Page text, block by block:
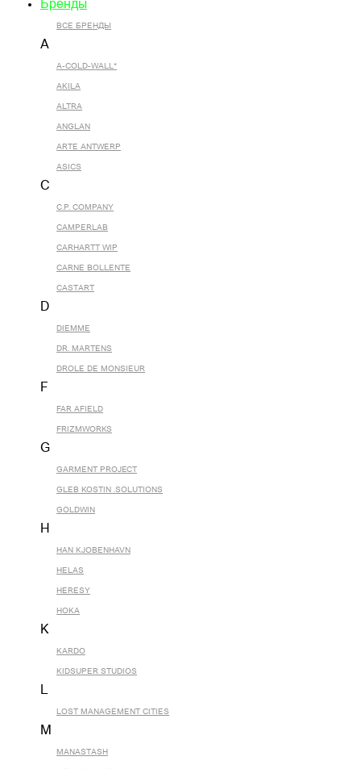
Бренды
ВСЕ БРЕНДЫ
A
A-COLD-WALL*
AKILA
ALTRA
ANGLAN
ARTE ANTWERP
ASICS
C
C.P. COMPANY
CAMPERLAB
CARHARTT WIP
CARNE BOLLENTE
CASTART
D
DIEMME
DR. MARTENS
DROLE DE MONSIEUR
F
FAR AFIELD
FRIZMWORKS
G
GARMENT PROJECT
GLEB KOSTIN .SOLUTIONS
GOLDWIN
H
HAN KJOBENHAVN
HELAS
HERESY
HOKA
K
KARDO
KIDSUPER STUDIOS
L
LOST MANAGEMENT CITIES
M
MANASTASH